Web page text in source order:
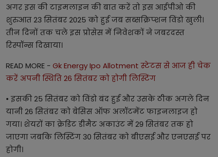
अगर इस की टाइमलाइन की बात करें तो इस आईपीओ की
शुरुआत 23 सितंबर 2025 को हुई जब सब्सक्रिप्शन विंडो खुली।
तीन दिनों तक चले इस प्रोसेस में निवेशकों ने जबरदस्त
रिस्पॉन्स दिखाया।
READ MORE - Gk Energy Ipo Allotment स्टेटस से आज ही चेक
करें अपनी स्थिति 26 सितंबर को होगी लिस्टिंग
• इसकी 25 सितंबर को विंडो बंद हुई और उसके ठीक अगले दिन
यानी 26 सितंबर को बेसिस ऑफ अलॉटमेंट फाइनलाइज हो
गया। शेयरों का क्रेडिट डीमैट अकाउंट में 29 सितंबर तक हो
जाएगा जबकि लिस्टिंग 30 सितंबर को बीएसई और एनएसई पर
होगी।